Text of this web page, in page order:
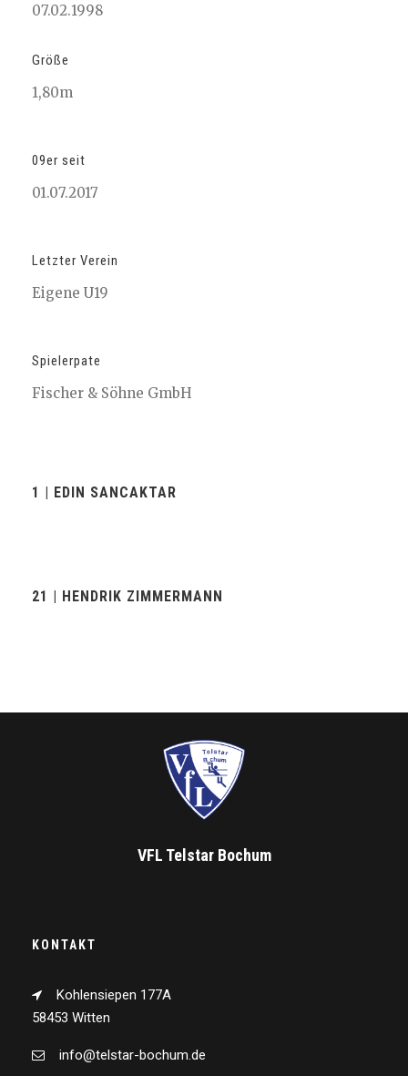
07.02.1998
Größe
1,80m
09er seit
01.07.2017
Letzter Verein
Eigene U19
Spielerpate
Fischer & Söhne GmbH
1 | EDIN SANCAKTAR
21 | HENDRIK ZIMMERMANN
VFL Telstar Bochum
KONTAKT
Kohlensiepen 177A
58453 Witten
info@telstar-bochum.de